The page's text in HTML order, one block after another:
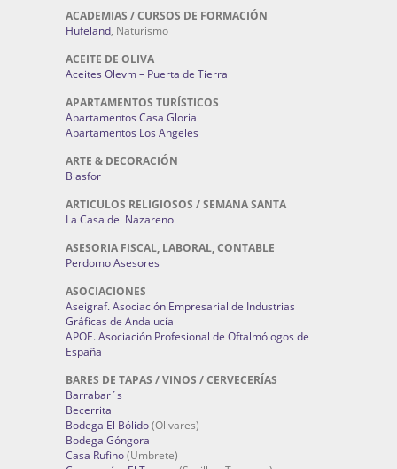
ACADEMIAS / CURSOS DE FORMACIÓN
Hufeland, Naturismo
ACEITE DE OLIVA
Aceites Olevm – Puerta de Tierra
APARTAMENTOS TURÍSTICOS
Apartamentos Casa Gloria
Apartamentos Los Angeles
ARTE & DECORACIÓN
Blasfor
ARTICULOS RELIGIOSOS / SEMANA SANTA
La Casa del Nazareno
ASESORIA FISCAL, LABORAL, CONTABLE
Perdomo Asesores
ASOCIACIONES
Aseigraf. Asociación Empresarial de Industrias
Gráficas de Andalucía
APOE. Asociación Profesional de Oftalmólogos de
España
BARES DE TAPAS / VINOS / CERVECERÍAS
Barrabar´s
Becerrita
Bodega El Bólido(Olivares)
Bodega Góngora
Casa Rufino(Umbrete)